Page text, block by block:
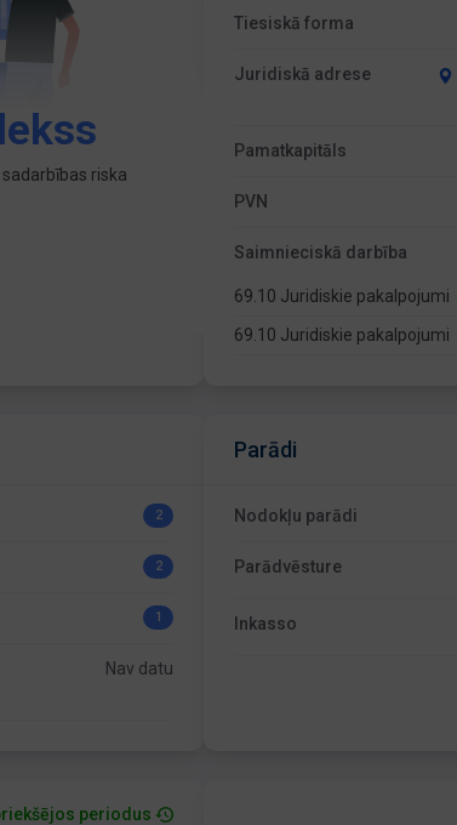
riska
Tiesiskā forma
Juridiskā adrese
Pamatkapitāls
PVN
Saimnieciskā darbība
69.10 Juridiskie pakalpojumi
69.10 Juridiskie pakalpojumi
2
2
1
Nav datu
Parādi
Nodokļu parādi
Parādvēsture
Inkasso
periodus